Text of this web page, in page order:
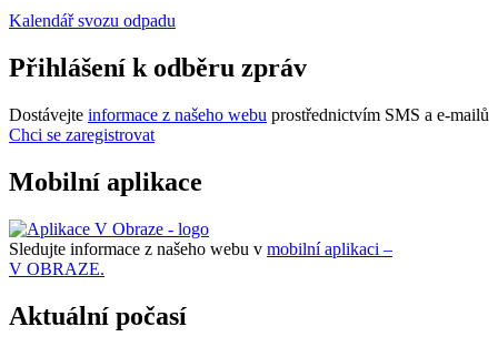
Kalendář svozu odpadu
Přihlášení k odběru zpráv
Dostávejte informace z našeho webu prostřednictvím SMS a e-mailů
Chci se zaregistrovat
Mobilní aplikace
Sledujte informace z našeho webu v mobilní aplikaci –
V OBRAZE.
Aktuální počasí